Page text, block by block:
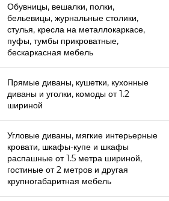
Обувницы, вешалки, полки,
бельевицы, журнальные столики,
стулья, кресла на металлокаркасе,
пуфы, тумбы прикроватные,
бескаркасная мебель
Прямые диваны, кушетки, кухонные
диваны и уголки, комоды от 1.2
шириной
Угловые диваны, мягкие интерьерные
кровати, шкафы-купе и шкафы
распашные от 1.5 метра шириной,
гостиные от 2 метров и другая
крупногабаритная мебель